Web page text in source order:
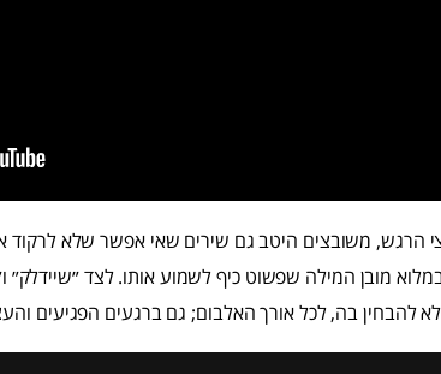
הרגש, משובצים היטב גם שירים שאי אפשר שלא לרקוד
מובן המילה שפשוט כיף לשמוע אותו. לצד ״שיידלק״
להבחין בה, לכל אורך האלבום; גם ברגעים הפגיעים